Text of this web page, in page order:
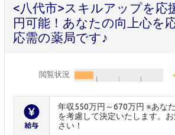
<八代市>スキルアップを応
円可能！あなたの向上心を
応需の薬局です♪
閲覧状況
年収550万円～670万円 ※あな
を考慮して決定いたします。
さい！